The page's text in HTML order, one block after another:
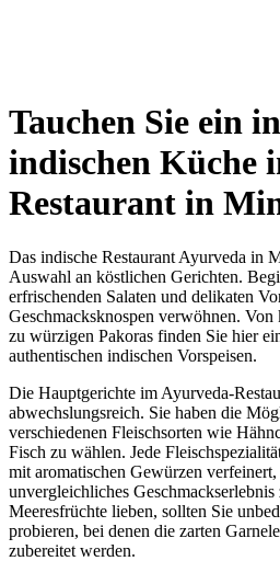
Tauchen Sie ein
indischen Küche
Restaurant in
Das indische Restaurant Ayurveda in
Auswahl an köstlichen Gerichten.
erfrischenden Salaten und delikaten
Geschmacksknospen verwöhnen. Von
zu würzigen Pakoras finden Sie hier
authentischen indischen Vorspeisen.
Die Hauptgerichte im Ayurveda-
abwechslungsreich. Sie haben die
verschiedenen Fleischsorten wie
Fisch zu wählen. Jede
mit aromatischen Gewürzen
unvergleichliches
Meeresfrüchte lieben, sollten Sie
probieren, bei denen die zarten
zubereitet werden.